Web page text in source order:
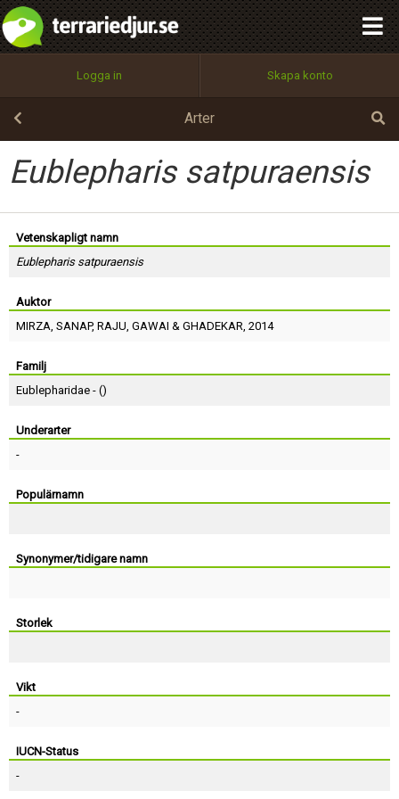
Logga in Skapa konto
Arter
Eublepharis satpuraensis
Vetenskapligt namn
Eublepharis satpuraensis
Auktor
MIRZA, SANAP, RAJU, GAWAI & GHADEKAR, 2014
Familj
Eublepharidae - ()
Underarter
-
Populärnamn
Synonymer/tidigare namn
Storlek
Vikt
-
IUCN-Status
-
Utför
100%
OK
integritetspolicy
Namn:
Epost:
Användarnamn:
Lösenord:
Terms of Service
Begär nytt lösenord
Tillbaka till förstasidan